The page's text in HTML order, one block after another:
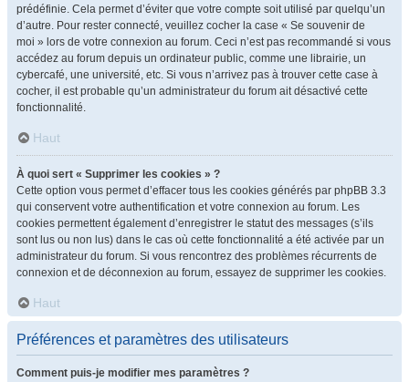
prédéfinie. Cela permet d’éviter que votre compte soit utilisé par quelqu’un
d’autre. Pour rester connecté, veuillez cocher la case « Se souvenir de
moi » lors de votre connexion au forum. Ceci n’est pas recommandé si vous
accédez au forum depuis un ordinateur public, comme une librairie, un
cybercafé, une université, etc. Si vous n’arrivez pas à trouver cette case à
cocher, il est probable qu’un administrateur du forum ait désactivé cette
fonctionnalité.
Haut
À quoi sert « Supprimer les cookies » ?
Cette option vous permet d’effacer tous les cookies générés par phpBB 3.3
qui conservent votre authentification et votre connexion au forum. Les
cookies permettent également d’enregistrer le statut des messages (s’ils
sont lus ou non lus) dans le cas où cette fonctionnalité a été activée par un
administrateur du forum. Si vous rencontrez des problèmes récurrents de
connexion et de déconnexion au forum, essayez de supprimer les cookies.
Haut
Préférences et paramètres des utilisateurs
Comment puis-je modifier mes paramètres ?